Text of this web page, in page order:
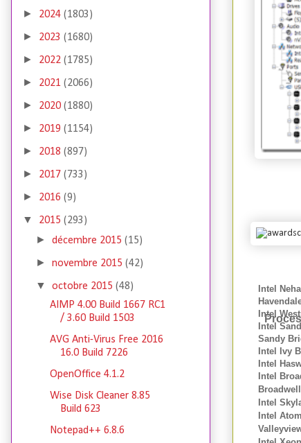
Intel
Intel
Intel
Sandy
Intel Ivy
Intel
Intel
Intel
Intel
► 2024 (1803)
► 2023 (1680)
► 2022 (1785)
► 2021 (2066)
► 2020 (1880)
► 2019 (1154)
► 2018 (897)
► 2017 (733)
► 2016 (9)
▼ 2015 (293)
►décembre 2015(15)
►novembre 2015(42)
▼octobre 2015(48)
AIMP 4.00 Build 1667 RC1
/ 3.60 Build 1503
AVG Anti-Virus Free 2016
16.0 Build 7226
OpenOffice 4.1.2
Wise Disk Cleaner 8.85
Build 623
Notepad++ 6.8.6